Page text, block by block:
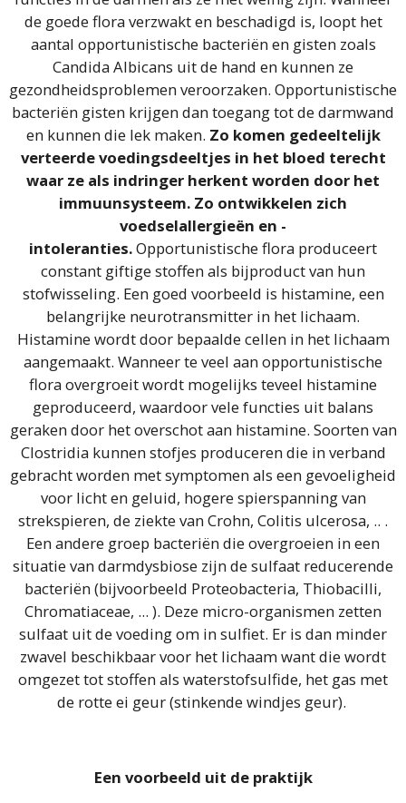
de goede flora verzwakt en beschadigd is, loopt het
aantal opportunistische bacteriën en gisten zoals
Candida Albicans uit de hand en kunnen ze
gezondheidsproblemen veroorzaken. Opportunistische
bacteriën gisten krijgen dan toegang tot de darmwand
en kunnen die lek maken. Zo komen gedeeltelijk
verteerde voedingsdeeltjes in het bloed terecht
waar ze als indringer herkent worden door het
immuunsysteem. Zo ontwikkelen zich
voedselallergieën en -
intoleranties.Opportunistische flora produceert
constant giftige stoffen als bijproduct van hun
stofwisseling. Een goed voorbeeld is histamine, een
belangrijke neurotransmitter in het lichaam.
Histamine wordt door bepaalde cellen in het lichaam
aangemaakt. Wanneer te veel aan opportunistische
flora overgroeit wordt mogelijks teveel histamine
geproduceerd, waardoor vele functies uit balans
geraken door het overschot aan histamine. Soorten van
Clostridia kunnen stofjes produceren die in verband
gebracht worden met symptomen als een gevoeligheid
voor licht en geluid, hogere spierspanning van
strekspieren, de ziekte van Crohn, Colitis ulcerosa, .. .
Een andere groep bacteriën die overgroeien in een
situatie van darmdysbiose zijn de sulfaat reducerende
bacteriën (bijvoorbeeld Proteobacteria, Thiobacilli,
Chromatiaceae, ... ). Deze micro-organismen zetten
sulfaat uit de voeding om in sulfiet. Er is dan minder
zwavel beschikbaar voor het lichaam want die wordt
omgezet tot stoffen als waterstofsulfide, het gas met
de rotte ei geur (stinkende windjes geur).
Een voorbeeld uit de praktijk